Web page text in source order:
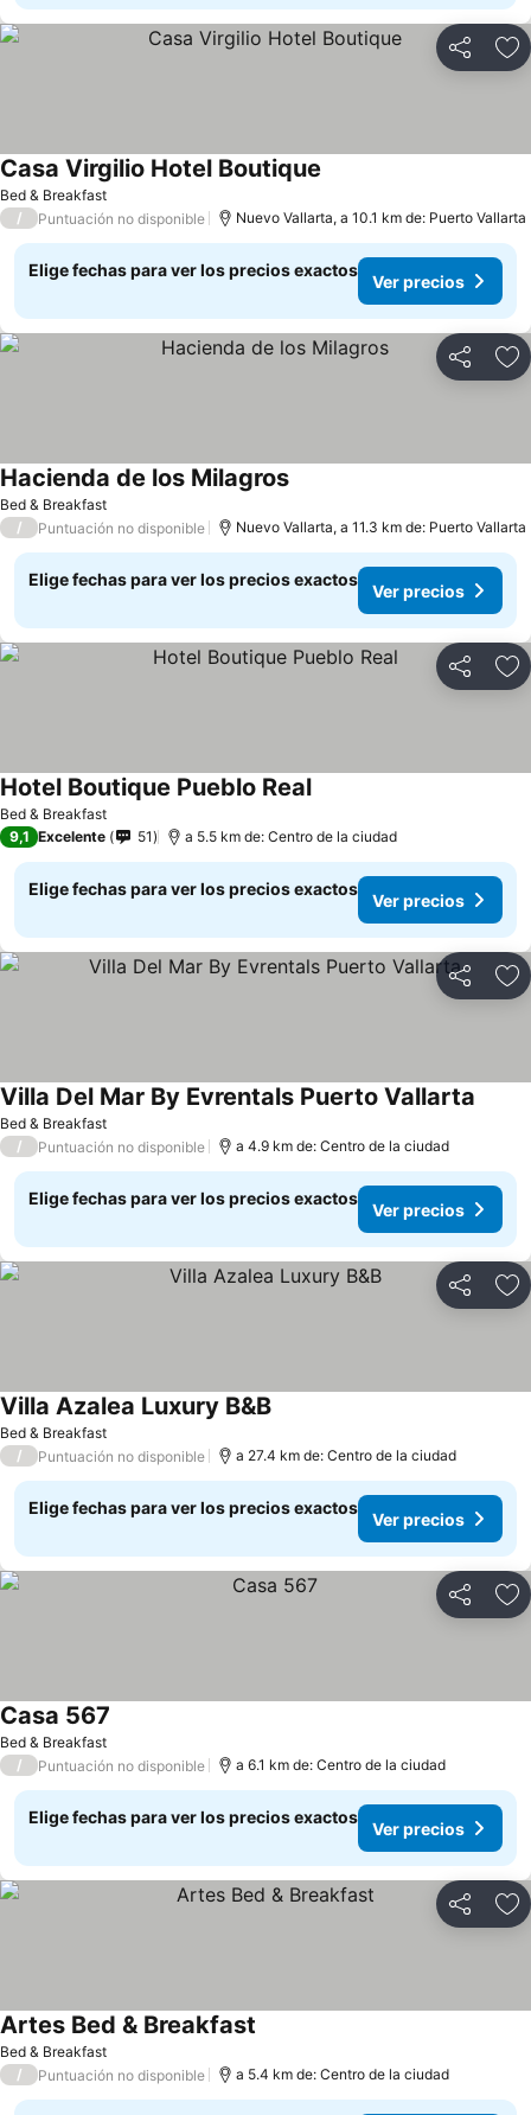
Compartir
Bed & Breakfast
Casa Virgilio Hotel Boutique
/ Puntuación no disponible Nuevo Vallarta, a 10.1 km de: Puerto Vallarta
Elige fechas para ver los precios exactos
Ver precios
Compartir
Bed & Breakfast
Hacienda de los MilagrosVer precios
/ Puntuación no disponible Nuevo Vallarta, a 11.3 km de: Puerto Vallarta
Elige fechas para ver los precios exactos
Ver precios
Compartir
Bed & Breakfast
Hotel Boutique Pueblo RealVer precios
9,1 Excelente 51 a 5.5 km de: Centro de la ciudad
Elige fechas para ver los precios exactos
Ver precios
Compartir
Bed & Breakfast
Villa Del Mar By Evrentals Puerto Vallarta
/ Puntuación no disponible a 4.9 km de: Centro de la ciudad
Elige fechas para ver los precios exactos
Ver precios
Compartir
Bed & Breakfast
Villa Azalea Luxury B&BVer precios
/ Puntuación no disponible a 27.4 km de: Centro de la ciudad
Elige fechas para ver los precios exactos
Ver precios
Compartir
Bed & Breakfast
Casa 567
/ Puntuación no disponible a 6.1 km de: Centro de la ciudad
Elige fechas para ver los precios exactos
Ver precios
Compartir
Bed & Breakfast
Artes Bed & Breakfast
/ Puntuación no disponible a 5.4 km de: Centro de la ciudad